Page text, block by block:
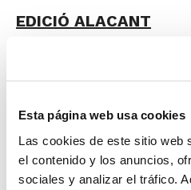
Esta página web usa cookies
Las cookies de este sitio web
el contenido y los anuncios,
sociales y analizar el tráfico.
EDICIÓ ALACANT
– CB Petrer
12:00 h. Infantil
Airsat Orihuela Costa